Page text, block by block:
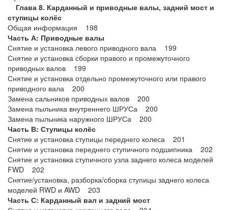
Глава 8. Карданный и приводные валы, задний мост и
ступицы колёс
Общая информация 198
Часть А: Приводные валы
Снятие и установка левого приводного вала 199
Снятие и установка сборки правого и промежуточного
приводных валов 199
Снятие и установка отдельно промежуточного или правого
приводного вала 200
Замена сальников приводных валов 200
Замена пыльника внутреннего ШРУСа 200
Замена пыльника наружного ШРУСа 200
Часть В: Ступицы колёс
Снятие и установка ступицы переднего колеса 201
Снятие и установка переднего ступичного подшипника 202
Снятие и установка ступичного узла заднего колеса моделей
FWD 202
Снятие/установка, разборка/сборка ступицы заднего колеса
моделей RWD и AWD 203
Часть С: Карданный вал и задний мост